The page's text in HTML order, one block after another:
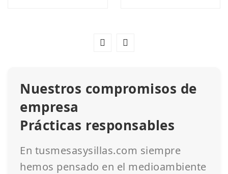
Nuestros compromisos de
empresa
Prácticas responsables
En tusmesasysillas.com siempre
hemos pensado en el medioambiente